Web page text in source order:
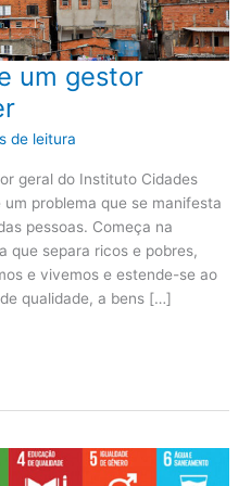
um gestor
de leitura
geral do Instituto Cidades
problema que se manifesta
pessoas. Começa na
que separa ricos e pobres,
e vivemos e estende-se ao
qualidade, a bens […]